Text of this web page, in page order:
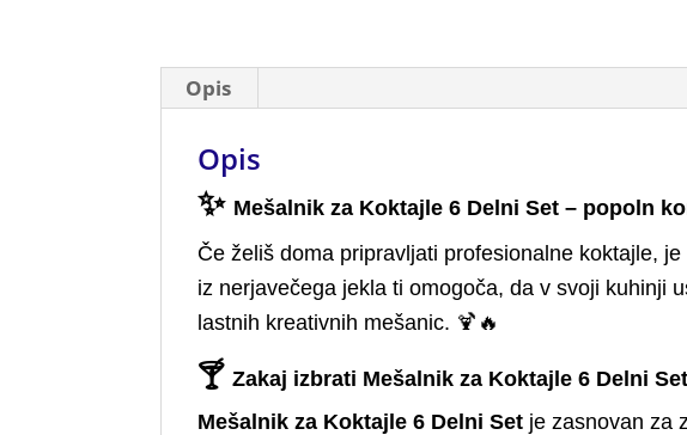
Opis
Opis
✨ Mešalnik za Koktajle 6 Delni Set – popoln
Če želiš doma pripravljati profesionalne koktajle, je
iz nerjavečega jekla ti omogoča, da v svoji kuhinji
lastnih kreativnih mešanic. 🍹🔥
🍸Zakaj izbrati Mešalnik za Koktajle 6 Delni
Mešalnik za Koktajle 6 Delni Set je zasnovan za